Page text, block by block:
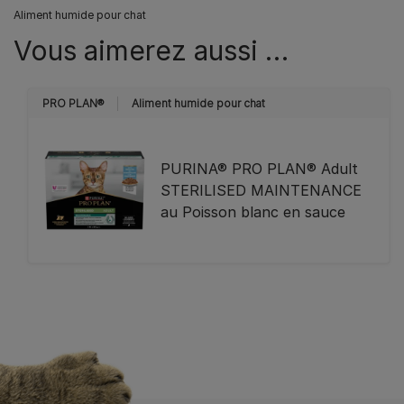
Aliment humide pour chat
Vous aimerez aussi …
PRO PLAN® Aliment humide pour chat
PURINA® PRO PLAN® Adult
STERILISED MAINTENANCE
au Poisson blanc en sauce